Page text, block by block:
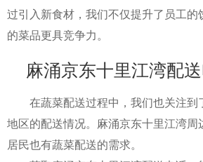
过引入新食材，我们不仅提升了员工的
的菜品更具竞争力。
麻涌京东十里江湾配
在蔬菜配送过程中，我们也关注到
地区的配送情况。麻涌京东十里江湾周
居民也有蔬菜配送的需求。